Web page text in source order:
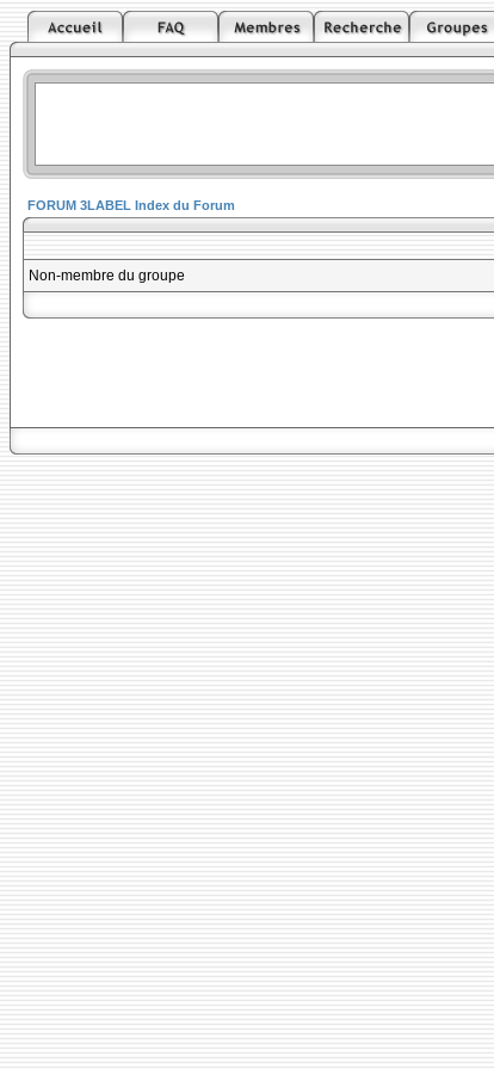
FORUM 3LABEL Index du Forum
Non-membre du groupe